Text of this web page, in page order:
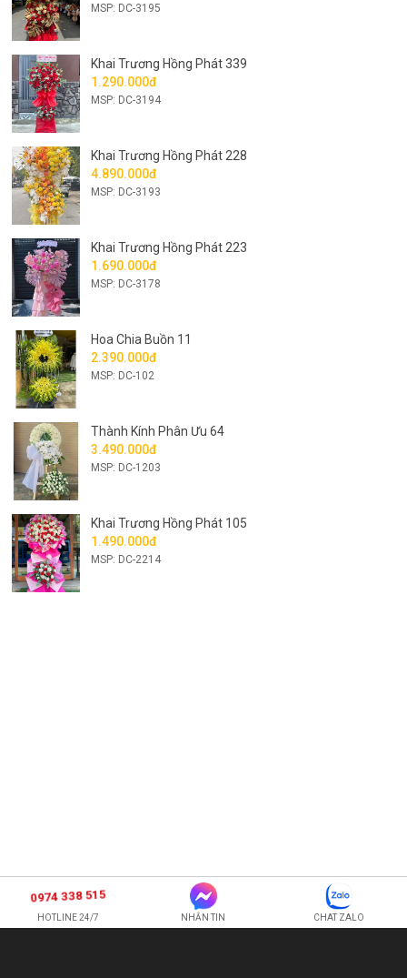
MSP: DC-3195
Khai Trương Hồng Phát 339
1.290.000đ
MSP: DC-3194
Khai Trương Hồng Phát 228
4.890.000đ
MSP: DC-3193
Khai Trương Hồng Phát 223
1.690.000đ
MSP: DC-3178
Hoa Chia Buồn 11
2.390.000đ
MSP: DC-102
Thành Kính Phân Ưu 64
3.490.000đ
MSP: DC-1203
Khai Trương Hồng Phát 105
1.490.000đ
MSP: DC-2214
0974 338 515
HOTLINE 24/7 NHẮN TIN CHAT ZALO